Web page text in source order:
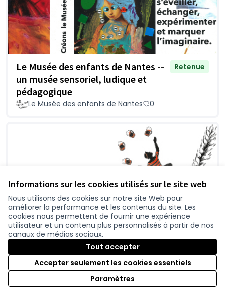
Informations sur les cookies utilisés sur le site web
Nous utilisons des cookies sur notre site Web pour
améliorer la performance et les contenus du site. Les
cookies nous permettent de fournir une expérience
utilisateur et un contenu plus personnalisés à partir de nos
canaux de médias sociaux.
Tout accepter
Accepter seulement les cookies essentiels
Paramètres
Le Musée des enfants de Nantes --
un musée sensoriel, ludique et
pédagogique
Retenue
Le Musée des enfants de Nantes 0